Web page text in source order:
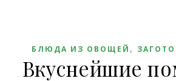
БЛЮДА ИЗ ОВОЩЕЙ ,
Вкуснейшие